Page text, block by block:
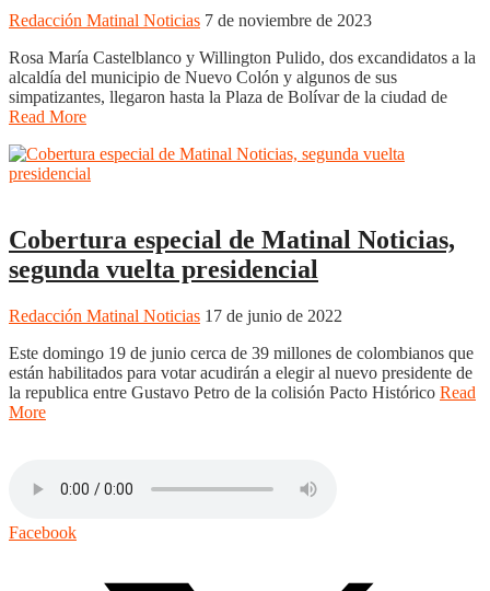
Redacción Matinal Noticias 7 de noviembre de 2023
Rosa María Castelblanco y Willington Pulido, dos excandidatos a la
alcaldía del municipio de Nuevo Colón y algunos de sus
simpatizantes, llegaron hasta la Plaza de Bolívar de la ciudad de
Read More
Cobertura especial de Matinal Noticias,
segunda vuelta presidencial
Redacción Matinal Noticias 17 de junio de 2022
Este domingo 19 de junio cerca de 39 millones de colombianos que
están habilitados para votar acudirán a elegir al nuevo presidente de
la republica entre Gustavo Petro de la colisión Pacto Histórico Read
More
Facebook